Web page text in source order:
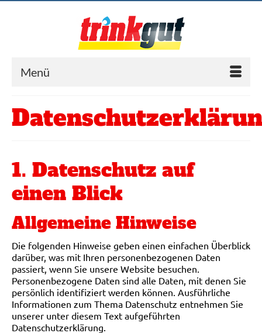
Menü
1. Datenschutz auf
einen Blick
Allgemeine Hinweise
Die folgenden Hinweise geben einen einfachen Überblick
darüber, was mit Ihren personenbezogenen Daten
passiert, wenn Sie unsere Website besuchen.
Personenbezogene Daten sind alle Daten, mit denen Sie
persönlich identifiziert werden können. Ausführliche
Informationen zum Thema Datenschutz entnehmen Sie
unserer unter diesem Text aufgeführten
Datenschutzerklärung.